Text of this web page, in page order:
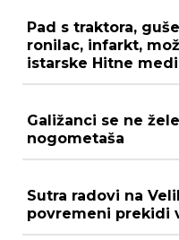
Pad s traktora,
ronilac, infarkt,
istarske Hitne
Galižanci se ne
nogometaša
Sutra radovi na
povremeni prekidi